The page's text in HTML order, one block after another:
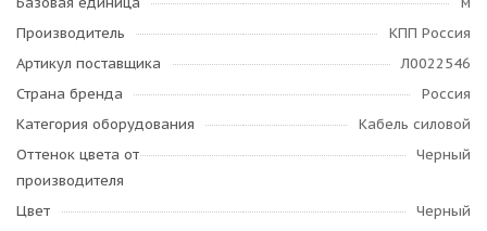
Производитель
КПП Россия
Артикул поставщика
Л0022546
Страна бренда
Россия
Категория оборудования
Кабель силовой
Оттенок цвета от
производителя
Черный
Цвет
Черный